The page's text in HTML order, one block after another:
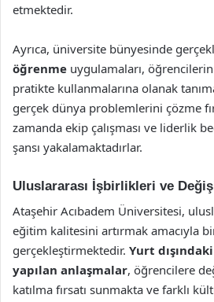
etmektedir.
Ayrıca, üniversite bünyesinde
öğrenme uygulamaları,
pratikte kullanmalarına olanak
gerçek dünya problemlerini çözme
zamanda ekip çalışması ve liderlik
şansı yakalamaktadırlar.
Uluslararası İşbirlikleri ve
Ataşehir Acıbadem Üniversitesi,
eğitim kalitesini artırmak amacıyla
gerçekleştirmektedir. Yurt
yapılan anlaşmalar, öğrencilere
katılma fırsatı sunmakta ve farklı